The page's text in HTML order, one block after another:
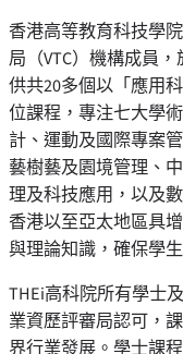
香港高等教育科技學
局（VTC）機構成員
供共20多個以「應用
位課程，專注七大學
計、運動及國際專案
藝樹藝及園境管理、
理及科技應用，以及
香港以至亞太地區具
與理論知識，確保學
THEi高科院所有學士
業資歷評審局認可，
界行業發展。學士課